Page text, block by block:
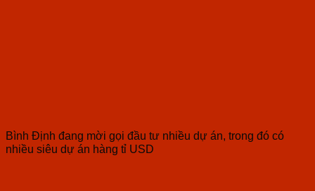
Bình Định đang mời gọi đầu tư nhiều dự án, trong đó có
nhiều siêu dự án hàng tỉ USD